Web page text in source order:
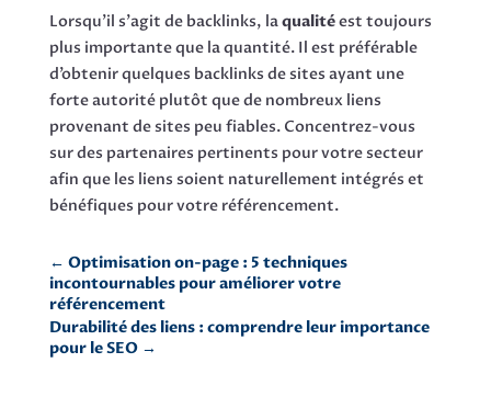
Lorsqu’il s’agit de backlinks, laqualitéest toujours
plus importante que la quantité. Il est préférable
d’obtenir quelques backlinks de sites ayant une
forte autorité plutôt que de nombreux liens
provenant de sites peu fiables. Concentrez-vous
sur des partenaires pertinents pour votre secteur
afin que les liens soient naturellement intégrés et
bénéfiques pour votre référencement.
← Optimisation on-page : 5 techniques
incontournables pour améliorer votre
référencement
Durabilité des liens : comprendre leur importance
pour le SEO→